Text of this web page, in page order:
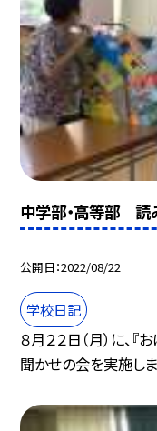
中学部・高等部 読
公開日 2022/08/22
学校日記
８月２２日（月）に、
聞かせの会を実施し